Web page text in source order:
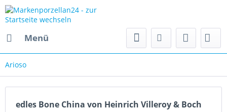
Menü
Arioso
edles Bone China von Heinrich Villeroy & Boch